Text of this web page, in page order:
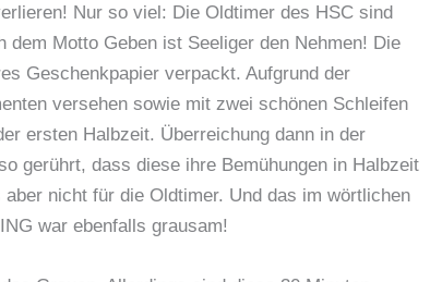
Nur so viel: Die Oldtimer des HSC sind
Motto Geben ist Seeliger den Nehmen! Die
Geschenkpapier verpackt. Aufgrund der
versehen sowie mit zwei schönen Schleifen
ersten Halbzeit. Überreichung dann in der
gerührt, dass diese ihre Bemühungen in Halbzeit
nicht für die Oldtimer. Und das im wörtlichen
war ebenfalls grausam!